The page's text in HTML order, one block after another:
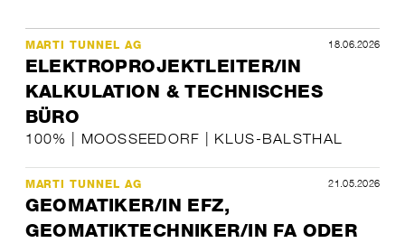
MARTI TUNNEL AG 18.06.2026
ELEKTROPROJEKTLEITER/IN
KALKULATION & TECHNISCHES
BÜRO
100% | MOOSSEEDORF | KLUS-BALSTHAL
MARTI TUNNEL AG 21.05.2026
GEOMATIKER/IN EFZ,
GEOMATIKTECHNIKER/IN FA ODER